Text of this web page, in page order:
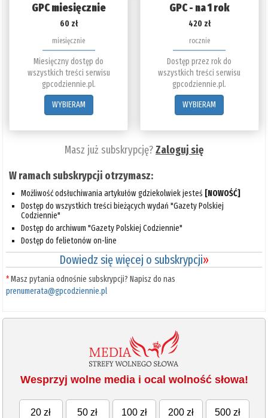
GPC miesięcznie
60 zł
miesięcznie
Miesięczny dostęp do
wszystkich treści serwisu
gpcodziennie.pl.
WYBIERAM
GPC - na 1 rok
420 zł
rocznie
Dostęp przez rok do
wszystkich treści serwisu
gpcodziennie.pl.
WYBIERAM
Masz już subskrypcję?Zaloguj się
W ramach subskrypcji otrzymasz:
Możliwość odsłuchiwania artykułów gdziekolwiek jesteś [NOWOŚĆ]
Dostęp do wszystkich treści bieżących wydań "Gazety Polskiej
Codziennie"
Dostęp do archiwum "Gazety Polskiej Codziennie"
Dostęp do felietonów on-line
Dowiedz się więcej o subskrypcji»
*Masz pytania odnośnie subskrypcji? Napisz do nas
prenumerata@gpcodziennie.pl
Wesprzyj wolne media i ocal wolność słowa!
20 zł 50 zł 100 zł 200 zł 500 zł